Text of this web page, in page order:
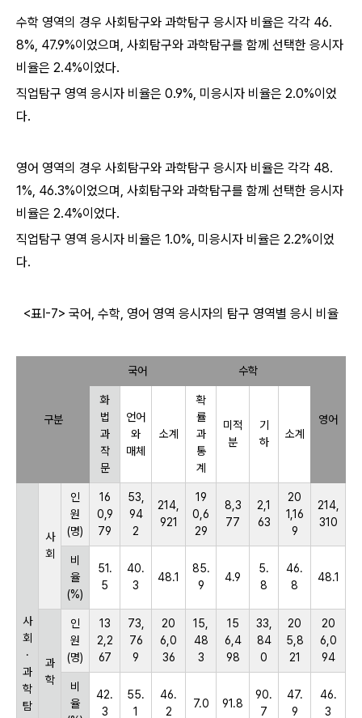
수학 영역의 경우 사회탐구와 과학탐구 응시자 비율은 각각 46.
8%, 47.9%이었으며, 사회탐구와 과학탐구를 함께 선택한 응시자
비율은 2.4%이었다.
직업탐구 영역 응시자 비율은 0.9%, 미응시자 비율은 2.0%이었
다.
영어 영역의 경우 사회탐구와 과학탐구 응시자 비율은 각각 48.
1%, 46.3%이었으며, 사회탐구와 과학탐구를 함께 선택한 응시자
비율은 2.4%이었다.
직업탐구 영역 응시자 비율은 1.0%, 미응시자 비율은 2.2%이었
다.
<표Ⅰ-7> 국어, 수학, 영어 영역 응시자의 탐구 영역별 응시 비율
구분
국어 수학
영어
화
법
과
작
문
언어
와
매체
소계
확
률
과
통
계
미적
분
기
하
소계
사
회
·
과
학
탐
사
회
인
원
(명)
16
0,9
79
53,
94
2
214,
921
19
0,6
29
8,3
77
2,1
63
20
1,16
9
214,
310
비
율
(%)
51.
5
40.
3
48.1
85.
9
4.9
5.
8
46.
8
48.1
과
학
인
원
(명)
13
2,2
67
73,
76
9
20
6,0
36
15,
48
3
15
6,4
98
33,
84
0
20
5,8
21
20
6,0
94
비
율
42.
3
55.
1
46.
2
7.0 91.8
90.
7
47.
9
46.
3